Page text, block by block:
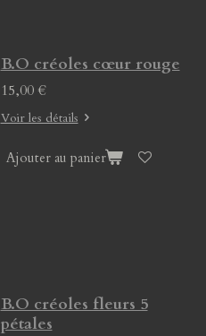
B.O créoles cœur rouge
15,00 €
Voir les détails
Ajouter au panier
B.O créoles fleurs 5
pétales